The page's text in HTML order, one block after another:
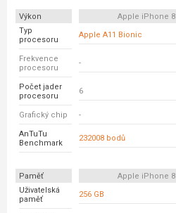
Výkon Apple iPhone 8
Typ
procesoru
Apple A11 Bionic
Frekvence
procesoru
-
Počet jader
procesoru
6
Grafický chip -
AnTuTu
Benchmark
232008 bodů
Paměť Apple iPhone 8
Uživatelská
paměť
256 GB